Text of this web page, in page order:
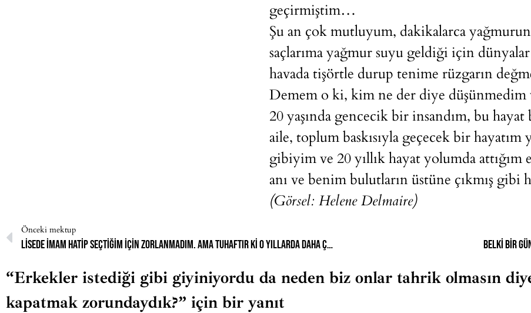
geçirmiştim…
Şu an çok mutluyum, dakikalarca
saçlarıma yağmur suyu geldiği için
havada tişörtle durup tenime rüzgarın
Demem o ki, kim ne der diye düşünmedim
20 yaşında gencecik bir insandım, bu
aile, toplum baskısıyla geçecek bir
gibiyim ve 20 yıllık hayat yolumda attığım
anı ve benim bulutların üstüne çıkmış
(Görsel: Helene Delmaire)
Önceki mektup
Lisede İmam Hatip seçtiğim için zorlanmadım. Ama tuhaftır ki o yıllarda daha çok sorgulamayı öğrendim. Belki bir
“Erkekler istediği gibi giyiniyordu da neden biz onlar tahrik olmasın
kapatmak zorundaydık?” için bir yanıt